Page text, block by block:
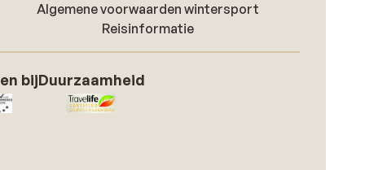
Algemene voorwaarden wintersport
Reisinformatie
bijDuurzaamheid